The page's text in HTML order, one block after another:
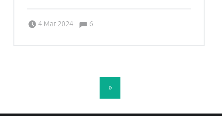
4 Mar 2024
Pascale G&-BdC-WKF
Comments:6
»